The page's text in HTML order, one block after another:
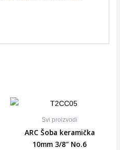
Svi proizvodi
ARC Šoba keramička
10mm 3/8″ No.6